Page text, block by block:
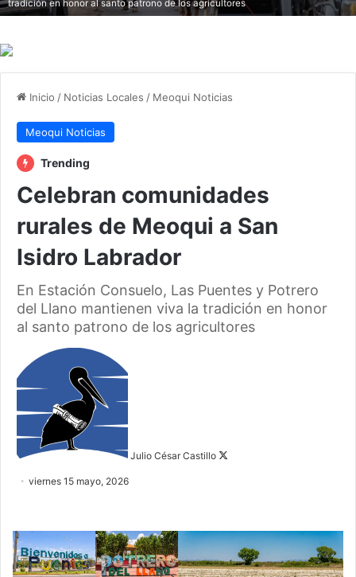
tradición en honor al santo patrono de los agricultores
Inicio / Noticias Locales / Meoqui Noticias
Meoqui Noticias
Trending
Celebran comunidades
rurales de Meoqui a San
Isidro Labrador
En Estación Consuelo, Las Puentes y Potrero
del Llano mantienen viva la tradición en honor
al santo patrono de los agricultores
Julio César Castillo
viernes 15 mayo, 2026